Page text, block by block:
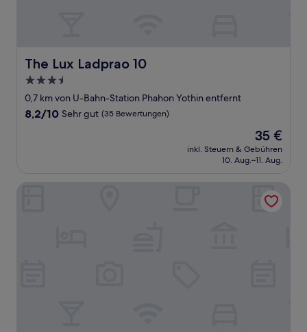
The Lux Ladprao 10
The Lux Ladprao 10
3.5-
Sterne-
Unterkunft
0,7 km von U-Bahn-Station Phahon Yothin entfernt
8.2
Bewertungen)
8,2/10 Sehr gut (35 Bewertungen)
Der
Preis
beträgt
35 €
inkl. Steuern & Gebühren
10. Aug.–11. Aug.